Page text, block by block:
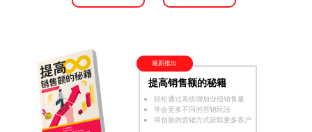
最新推出
提高销售额的秘籍
轻松通过系统增加业绩销售量
学会更多不同的营销玩法
用创新的营销方式获取更多客户